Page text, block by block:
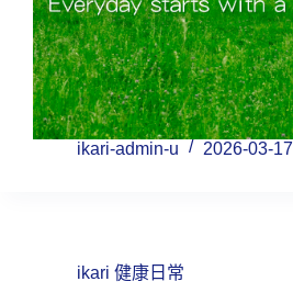
ikari-admin-u 2026-03-17
ikari 健康日常